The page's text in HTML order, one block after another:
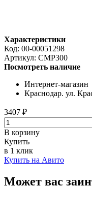
Характеристики
Код: 00-00051298
Артикул: CMP300
Посмотреть наличие
Интернет-магазин
Краснодар. ул.
3407 ₽
В корзину
Купить
в 1 клик
Купить на Авито
Может вас